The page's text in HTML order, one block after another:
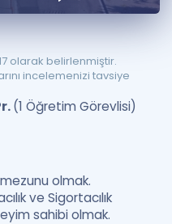
olarak belirlenmiştir.
incelemenizi tavsiye
(1 Öğretim Görevlisi)
olmak.
ve Sigortacılık
sahibi olmak.